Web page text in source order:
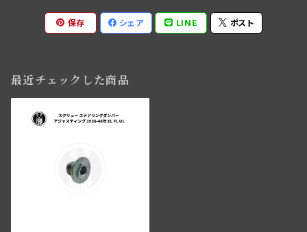
保存 シェア LINE ポスト
最近チェックした商品